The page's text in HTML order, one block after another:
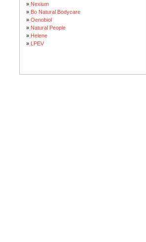
» Nexium
» Bo Natural Bodycare
» Oenobiol
» Natural People
» Helene
» LPEV